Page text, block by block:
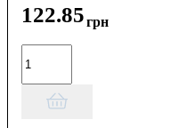
122.85грн